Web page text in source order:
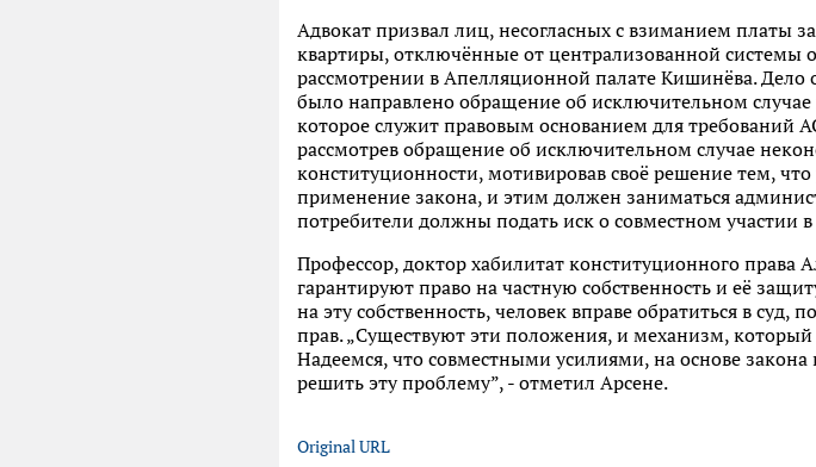
Адвокат призвал лиц, несогласных с взиманием платы
квартиры, отключённые от централизованной системы
рассмотрении в Апелляционной палате Кишинёва. Дело
было направлено обращение об исключительном
которое служит правовым основанием для требований
рассмотрев обращение об исключительном случае
конституционности, мотивировав своё решение тем,
применение закона, и этим должен заниматься
потребители должны подать иск о совместном участии
Профессор, доктор хабилитат конституционного
гарантируют право на частную собственность и её
на эту собственность, человек вправе обратиться в
прав. „Существуют эти положения, и механизм,
Надеемся, что совместными усилиями, на основе
решить эту проблему”, - отметил Арсене.
Original URL